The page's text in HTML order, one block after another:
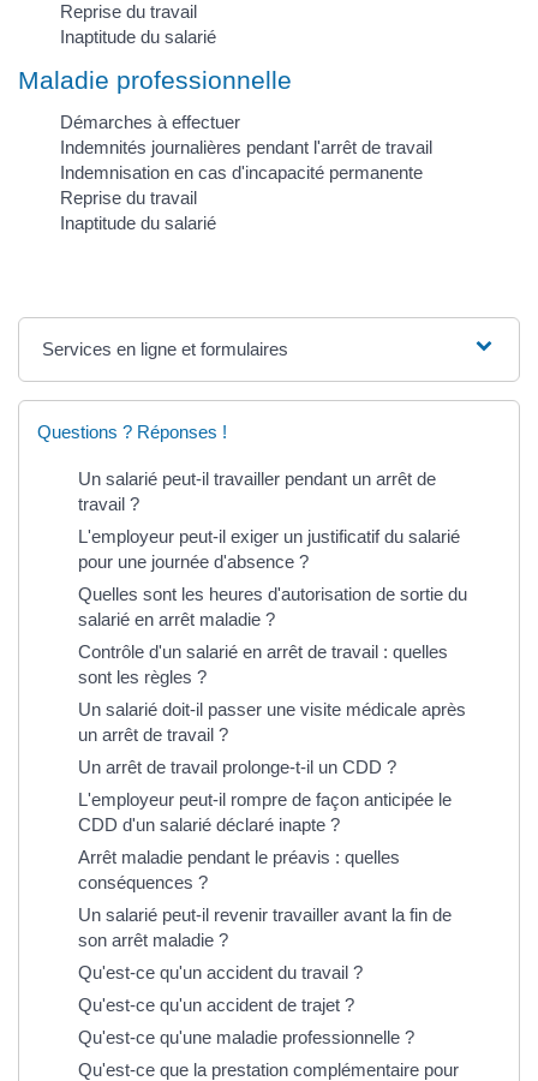
Reprise du travail
Inaptitude du salarié
Maladie professionnelle
Démarches à effectuer
Indemnités journalières pendant l'arrêt de travail
Indemnisation en cas d'incapacité permanente
Reprise du travail
Inaptitude du salarié
Services en ligne et formulaires
Questions ? Réponses !
Un salarié peut-il travailler pendant un arrêt de
travail ?
L'employeur peut-il exiger un justificatif du salarié
pour une journée d'absence ?
Quelles sont les heures d'autorisation de sortie du
salarié en arrêt maladie ?
Contrôle d'un salarié en arrêt de travail : quelles
sont les règles ?
Un salarié doit-il passer une visite médicale après
un arrêt de travail ?
Un arrêt de travail prolonge-t-il un CDD ?
L'employeur peut-il rompre de façon anticipée le
CDD d'un salarié déclaré inapte ?
Arrêt maladie pendant le préavis : quelles
conséquences ?
Un salarié peut-il revenir travailler avant la fin de
son arrêt maladie ?
Qu'est-ce qu'un accident du travail ?
Qu'est-ce qu'un accident de trajet ?
Qu'est-ce qu'une maladie professionnelle ?
Qu'est-ce que la prestation complémentaire pour